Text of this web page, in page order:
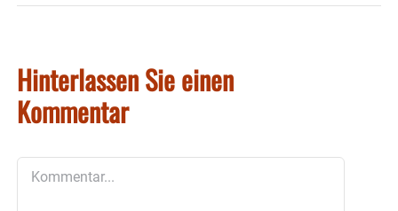
Hinterlassen Sie einen
Kommentar